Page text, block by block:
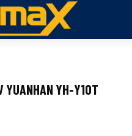
YH-Y10T